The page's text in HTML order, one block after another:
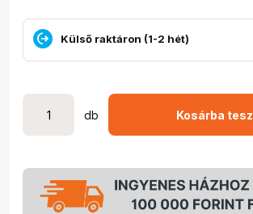
Külső raktáron (1-2 hét)
db Kosárba tesz